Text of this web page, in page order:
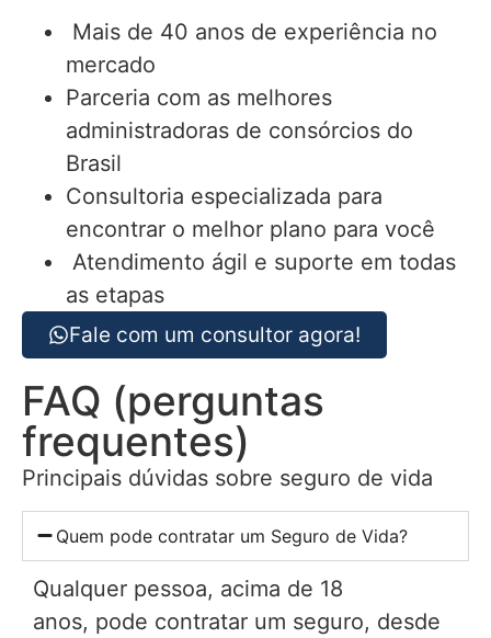
Mais de 40 anos de experiência no
mercado
Parceria com as melhores
administradoras de consórcios do
Brasil
Consultoria especializada para
encontrar o melhor plano para você
Atendimento ágil e suporte em todas
as etapas
Fale com um consultor agora!
FAQ (perguntas
frequentes)
Principais dúvidas sobre seguro de vida
Quem pode contratar um Seguro de Vida?
Qualquer pessoa, acima de 18
anos, pode contratar um seguro, desde